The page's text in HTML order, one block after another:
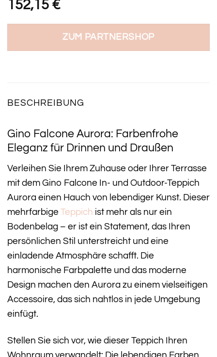
152,15 €
ZUM PARTNERSHOP
BESCHREIBUNG
Gino Falcone Aurora: Farbenfrohe
Eleganz für Drinnen und Draußen
Verleihen Sie Ihrem Zuhause oder Ihrer Terrasse
mit dem Gino Falcone In- und Outdoor-Teppich
Aurora einen Hauch von lebendiger Kunst. Dieser
mehrfarbige Teppich ist mehr als nur ein
Bodenbelag – er ist ein Statement, das Ihren
persönlichen Stil unterstreicht und eine
einladende Atmosphäre schafft. Die
harmonische Farbpalette und das moderne
Design machen den Aurora zu einem vielseitigen
Accessoire, das sich nahtlos in jede Umgebung
einfügt.
Stellen Sie sich vor, wie dieser Teppich Ihren
Wohnraum verwandelt: Die lebendigen Farben